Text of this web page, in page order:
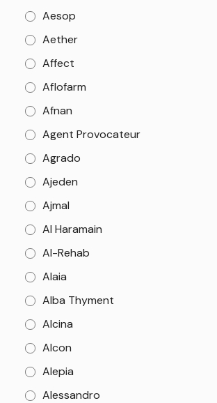
Aesop
Aether
Affect
Aflofarm
Afnan
Agent Provocateur
Agrado
Ajeden
Ajmal
Al Haramain
Al-Rehab
Alaia
Alba Thyment
Alcina
Alcon
Alepia
Alessandro